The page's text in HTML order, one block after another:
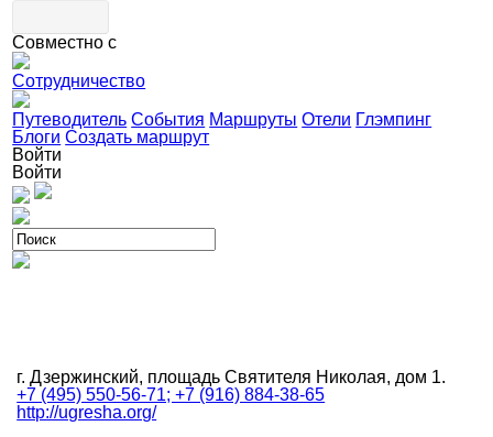
Совместно с
Сотрудничество
Путеводитель События Маршруты Отели Глэмпинг
Блоги Создать маршрут
Войти
Войти
г. Дзержинский, площадь Святителя Николая, дом 1.
+7 (495) 550-56-71; +7 (916) 884-38-65
http://ugresha.org/